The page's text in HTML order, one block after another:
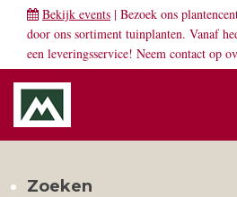
Bekijk events | Bezoek ons
door ons sortiment tuinplanten. Vanaf
een leveringsservice! Neem contact op
Zoeken